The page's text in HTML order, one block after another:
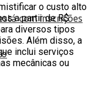
o custo alto
a partir de R$
diversos tipos
Além disso, a
inclui serviços
mecânicas ou